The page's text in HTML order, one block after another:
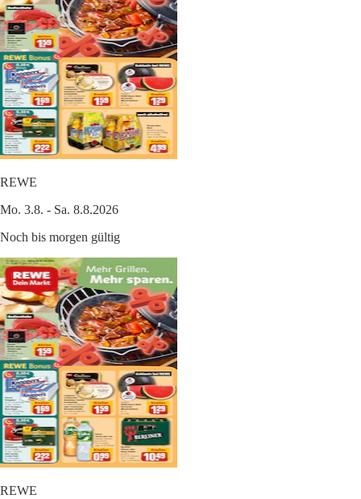
REWE
Mo. 3.8. - Sa. 8.8.2026
Noch bis morgen gültig
REWE